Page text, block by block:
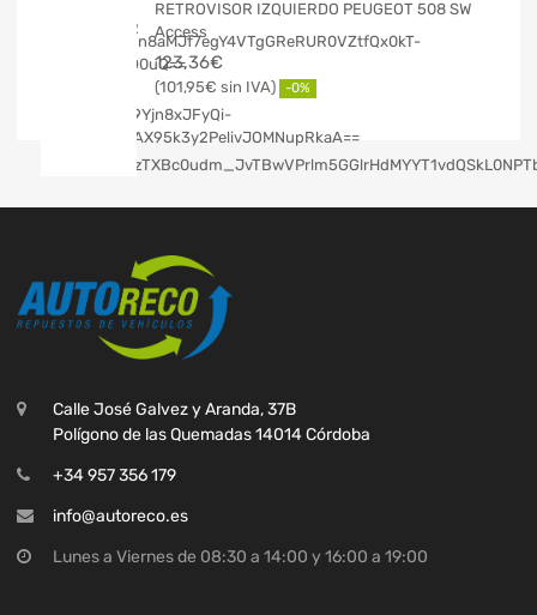
RETROVISOR IZQUIERDO PEUGEOT 508 SW
Access
123,36€
101,95€ -0%
Calle José Galvez y Aranda, 37B
Polígono de las Quemadas 14014 Córdoba
+34 957 356 179
info@autoreco.es
Lunes a Viernes de 08:30 a 14:00 y 16:00 a 19:00